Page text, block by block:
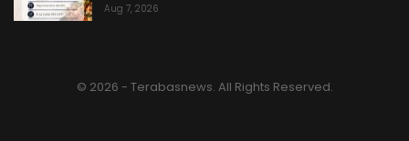
Aug 7, 2026
© 2026 - Terabasnews. All Rights Reserved.